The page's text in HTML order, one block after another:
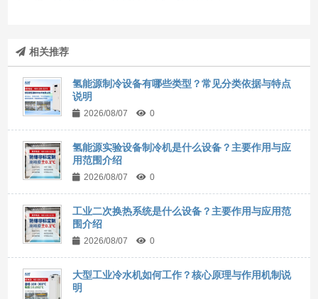
相关推荐
氢能源制冷设备有哪些类型？常见分类依据与特点
说明
2026/08/07 0
氢能源实验设备制冷机是什么设备？主要作用与应
用范围介绍
2026/08/07 0
工业二次换热系统是什么设备？主要作用与应用范
围介绍
2026/08/07 0
大型工业冷水机如何工作？核心原理与作用机制说
明